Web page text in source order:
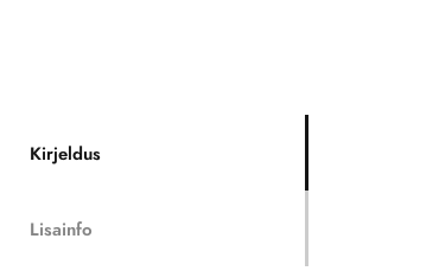
Kirjeldus
Lisainfo